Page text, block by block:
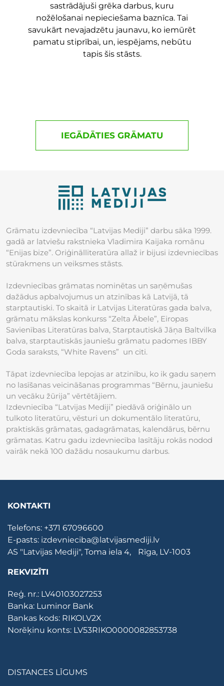
sastrādājuši grēka darbus, kuru
nožēlošanai nepieciešama baznīca. Tai
savukārt nevajadzētu jaunavu, ko iemūrēt
pamatu stiprībai, un, iespējams, nebūtu
tapis šis stāsts.
IEGĀDĀTIES GRĀMATU
Grāmatu izdevniecība “Latvijas Mediji” darbu sāka 1999.
gadā ar latviešu rakstnieka Vladimira Kaijaka romānu
“Enijas bize”. Oriģinālliteratūra allaž ir bijusi izdevniecības
stūrakmens un veiksmes stāsts.
Izdevniecības grāmatas nominētas un saņēmušas
dažādus apbalvojumus un atzinības kā Latvijā, tā
starptautiski. To skaitā ir Latvijas Literatūras gada balva,
grāmatu mākslas konkurss “Zelta Ābele”, Eiropas
Savienības Literatūras balva, Starptautiskā Jāņa Baltvilka
balva, starptautiskās jauniešu grāmatu padomes IBBY
Goda saraksts, “White Ravens” un citi.
Tāpat izdevniecība lepojas ar atzinību, ko ik gadu saņem
no lasīšanas veicināšanas programmas “Bērnu, jauniešu
un vecāku žūrija” vērtētājiem.
Izdevniecība “Latvijas Mediji” piedāvā oriģinālo un
tulkoto literatūru, vēsturi un dokumentālo literatūru,
praktiskās grāmatas, gadagrāmatas, kalendārus, bērnu
grāmatas. Katru gadu izdevniecība lasītāju rokās nodod
vairāk nekā 100 dažādu nosaukumu darbus.
KONTAKTI
Telefons: +371 67096600
E-pasts: izdevnieciba@latvijasmediji.lv
AS "Latvijas Mediji", Toma iela 4, Rīga, LV-1003
REKVIZĪTI
Reģ. nr.: LV40103027253
Banka: Luminor Bank
Bankas kods: RIKOLV2X
Norēķinu konts: LV53RIKO0000082853738
DISTANCES LĪGUMS